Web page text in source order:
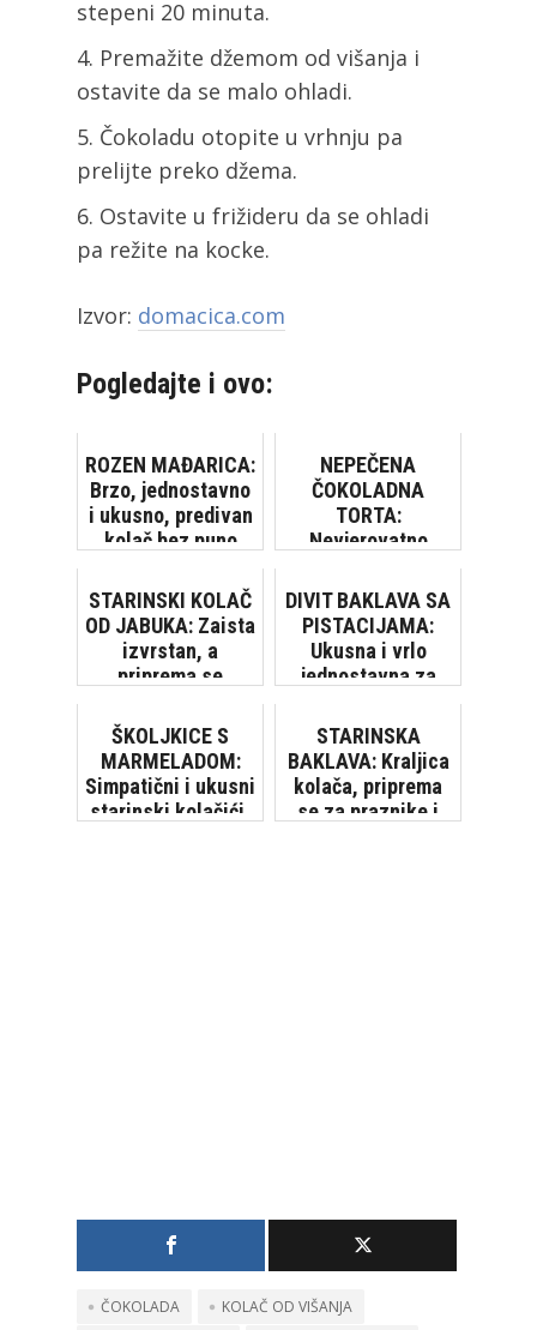
stepeni 20 minuta.
Premažite džemom od višanja i
ostavite da se malo ohladi.
Čokoladu otopite u vrhnju pa
prelijte preko džema.
Ostavite u frižideru da se ohladi
pa režite na kocke.
Izvor: domacica.com
Pogledajte i ovo:
ROZEN MAĐARICA:
Brzo, jednostavno
i ukusno, predivan
kolač bez puno
NEPEČENA
ČOKOLADNA
TORTA:
Nevjerovatno
oduševit ćete se!
[VIDEO]
STARINSKI KOLAČ
OD JABUKA: Zaista
izvrstan, a
priprema se
vage
DIVIT BAKLAVA SA
PISTACIJAMA:
Ukusna i vrlo
jednostavna za
ŠKOLJKICE S
MARMELADOM:
Simpatični i ukusni
starinski kolačići,
STARINSKA
BAKLAVA: Kraljica
kolača, priprema
se za praznike i
ČOKOLADA
KOLAČ OD VIŠANJA